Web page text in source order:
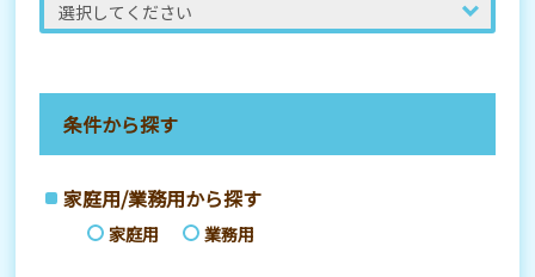
条件から探す
家庭用/業務用から探す
家庭用 業務用